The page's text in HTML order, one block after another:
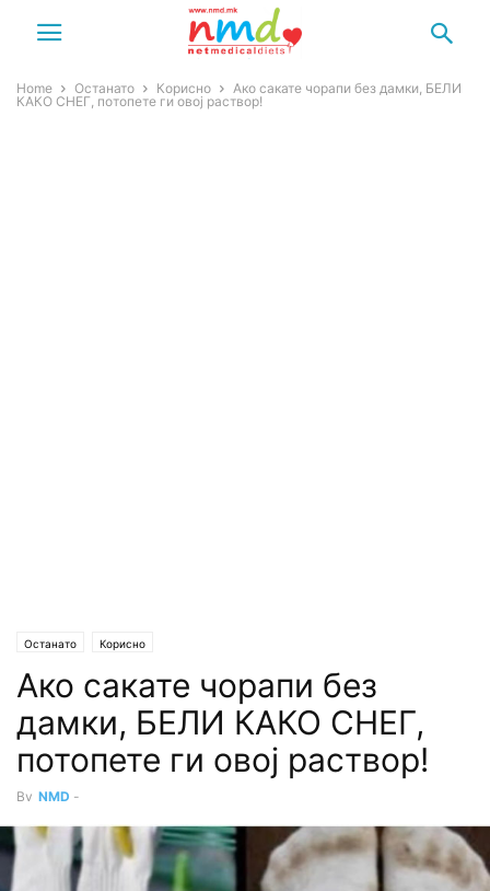
Home Останато Корисно
Ако сакате чорапи без дамки, БЕЛИ
КАКО СНЕГ, потопете ги овој раствор!
Останато Корисно
Ако сакате чорапи без
дамки, БЕЛИ КАКО СНЕГ,
потопете ги овој раствор!
By NMD -